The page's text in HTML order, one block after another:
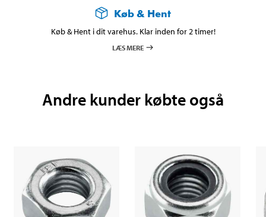
Køb & Hent
Køb & Hent i dit varehus. Klar inden for 2 timer!
LÆS MERE
Andre kunder købte også